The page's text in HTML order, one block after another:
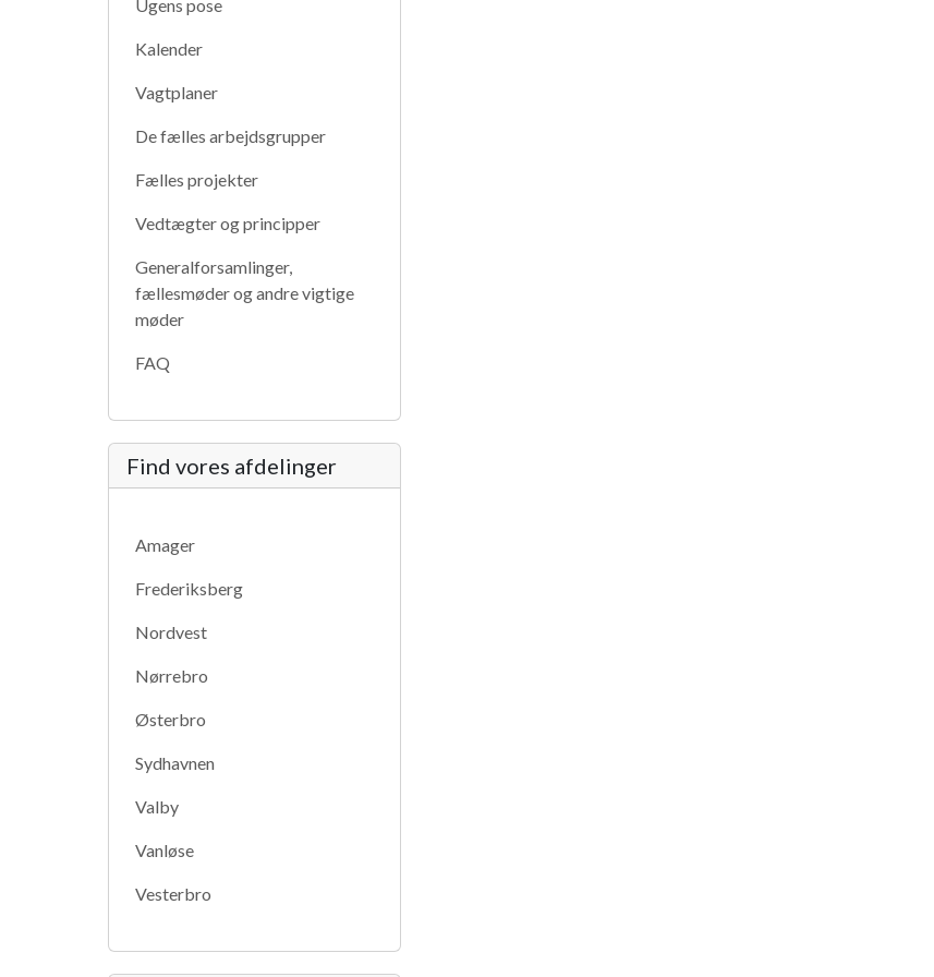
Ugens pose
Kalender
Vagtplaner
De fælles arbejdsgrupper
Fælles projekter
Vedtægter og principper
Generalforsamlinger,
fællesmøder og andre vigtige
møder
FAQ
Find vores afdelinger
Amager
Frederiksberg
Nordvest
Nørrebro
Østerbro
Sydhavnen
Valby
Vanløse
Vesterbro